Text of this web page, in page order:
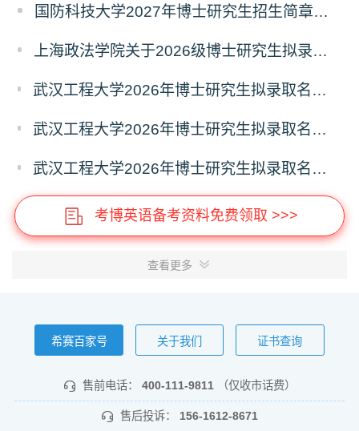
国防科技大学2027年博士研究生招生简章（预发版）
上海政法学院关于2026级博士研究生拟录取后续相关事宜的通知
武汉工程大学2026年博士研究生拟录取名单公示（普通招考）（第四批）
武汉工程大学2026年博士研究生拟录取名单公示（普通招考）（第五批）
武汉工程大学2026年博士研究生拟录取名单公示（普通招考）（第六批）
考博英语备考资料免费领取 >>>
查看更多
希赛百家号 关于我们 证书查询
售前电话： 400-111-9811 （仅收市话费）
售后投诉： 156-1612-8671